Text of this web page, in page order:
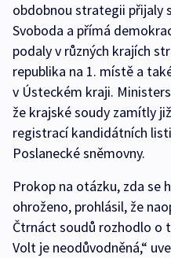
obdobnou strategii přijaly
Svoboda a přímá
podaly v různých krajích
republika na 1. místě a
v Ústeckém kraji.
že krajské soudy zamítly
registrací kandidátních
Poslanecké sněmovny.
Prokop na otázku, zda se
ohroženo, prohlásil, že
Čtrnáct soudů rozhodlo o
Volt je neodůvodněná,“